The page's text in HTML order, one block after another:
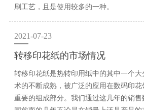
刷工艺，且是使用较多的一种。
2021-07-23
转移印花纸的市场情况
转移印花纸是热转印用纸中的其中一个
术的不断成熟，被广泛的应用在数码印
重要的组成部分。我们通过这几年的销